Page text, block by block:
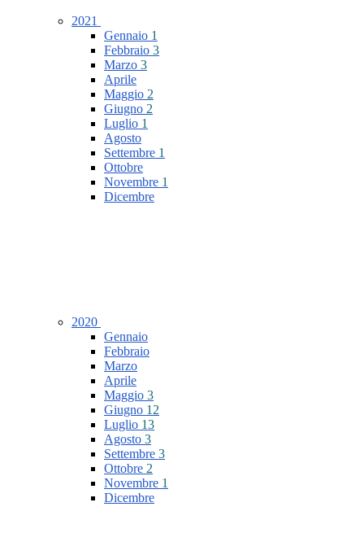
2021
Gennaio 1
Febbraio 3
Marzo 3
Aprile
Maggio 2
Giugno 2
Luglio 1
Agosto
Settembre 1
Ottobre
Novembre 1
Dicembre
2020
Gennaio
Febbraio
Marzo
Aprile
Maggio 3
Giugno 12
Luglio 13
Agosto 3
Settembre 3
Ottobre 2
Novembre 1
Dicembre